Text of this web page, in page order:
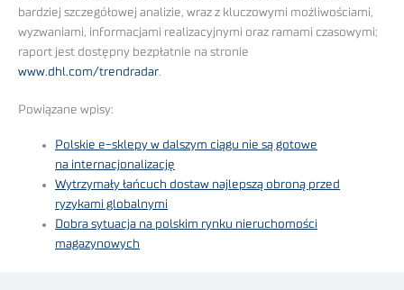
bardziej szczegółowej analizie, wraz z kluczowymi możliwościami,
wyzwaniami, informacjami realizacyjnymi oraz ramami czasowymi;
raport jest dostępny bezpłatnie na stronie
www.dhl.com/trendradar.
Powiązane wpisy:
Polskie e-sklepy w dalszym ciągu nie są gotowe
na internacjonalizację
Wytrzymały łańcuch dostaw najlepszą obroną przed
ryzykami globalnymi
Dobra sytuacja na polskim rynku nieruchomości
magazynowych